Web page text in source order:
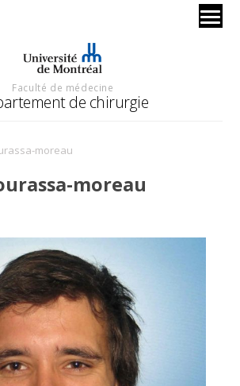
Faculté de médecine
de chirurgie
moreau
moreau